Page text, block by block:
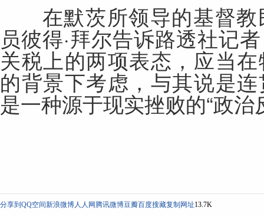
在默茨所领导的基督教
员彼得·拜尔告诉路透社记
关税上的两项表态，应当
的背景下考虑，与其说是
是一种源于现实挫败的“政
分享到QQ空间新浪微博 人人网腾讯微博豆瓣百度搜藏复制网址13.7K